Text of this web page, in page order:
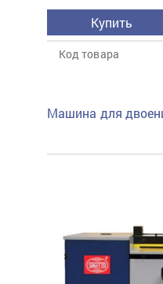
Купить
Код товара
Машина для